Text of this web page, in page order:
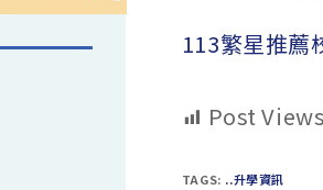
113繁星推薦
Post
TAGS: ..升學資訊